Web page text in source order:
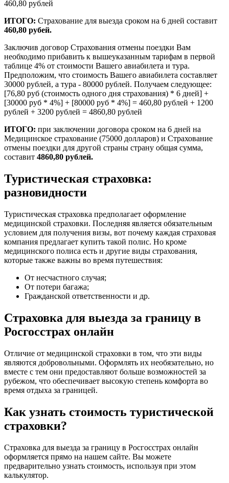
460,80 рублей
ИТОГО: Страхование для выезда сроком на 6 дней составит
460,80 рубей.
Заключив договор Страхования отмены поездки Вам
необходимо прибавить к вышеуказанным тарифам в первой
таблице 4% от стоимости Вашего авиабилета и тура.
Предположим, что стоимость Вашего авиабилета составляет
30000 рублей, а тура - 80000 рублей. Получаем следующее:
[76,80 руб (стоимость одного дня страхования) * 6 дней] +
[30000 руб * 4%] + [80000 руб * 4%] = 460,80 рублей + 1200
рублей + 3200 рублей = 4860,80 рублей
ИТОГО: при заключении договора сроком на 6 дней на
Медицинское страхование (75000 долларов) и Страхование
отмены поездки для другой страны страну общая сумма,
составит 4860,80 рублей.
Туристическая страховка:
разновидности
Туристическая страховка предполагает оформление
медицинской страховки. Последняя является обязательным
условием для получения визы, вот почему каждая страховая
компания предлагает купить такой полис. Но кроме
медицинского полиса есть и другие виды страхования,
которые также важны во время путешествия:
От несчастного случая;
От потери багажа;
Гражданской ответственности и др.
Страховка для выезда за границу в
Росгосстрах онлайн
Отличие от медицинской страховки в том, что эти виды
являются добровольными. Оформлять их необязательно, но
вместе с тем они предоставляют больше возможностей за
рубежом, что обеспечивает высокую степень комфорта во
время отдыха за границей.
Как узнать стоимость туристической
страховки?
Страховка для выезда за границу в Росгосстрах онлайн
оформляется прямо на нашем сайте. Вы можете
предварительно узнать стоимость, используя при этом
калькулятор.